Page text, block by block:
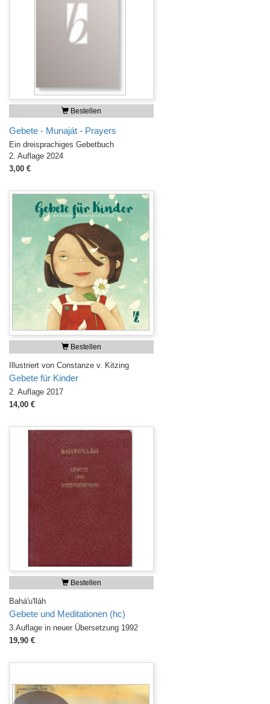
Bestellen
Gebete - Munaját - Prayers
Ein dreisprachiges Gebetbuch
2. Auflage 2024
3,00 €
Bestellen
Illustriert von Constanze v. Kitzing
Gebete für Kinder
2. Auflage 2017
14,00 €
Bestellen
Bahá'u'lláh
Gebete und Meditationen (hc)
3.Auflage in neuer Übersetzung 1992
19,90 €